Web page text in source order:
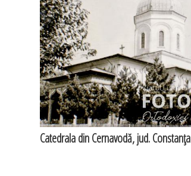
Catedrala din Cernavodă, jud. Constanţa